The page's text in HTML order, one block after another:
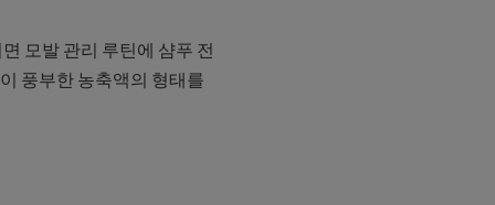
모발 관리 루틴에 샴푸 전
풍부한 농축액의 형태를